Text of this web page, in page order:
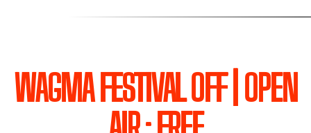
WAGMA FESTIVAL OFF | OPEN